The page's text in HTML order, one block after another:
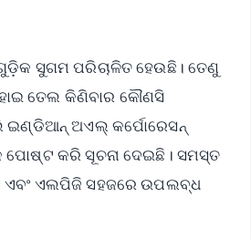
ସୁଗମ ପରିଚାଳିତ ହେଉଛି। ତେଣୁ
ତେଲ କିଣିବାର କୌଣସି
ଇଣ୍ଡିଆନ୍ ଅଏଲ୍ କର୍ପୋରେସନ୍
କରି ସୂଚନା ଦେଇଛି। ସମସ୍ତ
ଏଲପିଜି ସହଜରେ ଉପଲବ୍ଧ